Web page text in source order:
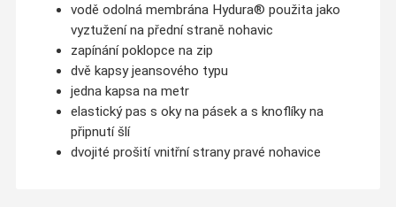
vodě odolná membrána Hydura® použita jako
vyztužení na přední straně nohavic
zapínání poklopce na zip
dvě kapsy jeansového typu
jedna kapsa na metr
elastický pas s oky na pásek a s knoflíky na
připnutí šlí
dvojité prošití vnitřní strany pravé nohavice